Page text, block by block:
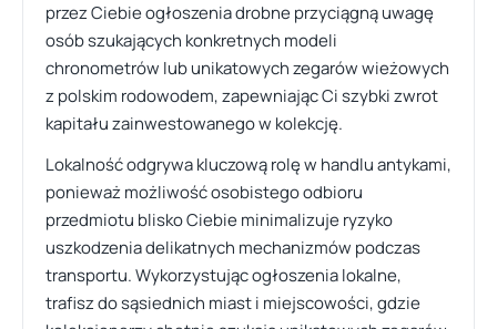
przez Ciebie ogłoszenia drobne przyciągną uwagę
osób szukających konkretnych modeli
chronometrów lub unikatowych zegarów wieżowych
z polskim rodowodem, zapewniając Ci szybki zwrot
kapitału zainwestowanego w kolekcję.
Lokalność odgrywa kluczową rolę w handlu antykami,
ponieważ możliwość osobistego odbioru
przedmiotu blisko Ciebie minimalizuje ryzyko
uszkodzenia delikatnych mechanizmów podczas
transportu. Wykorzystując ogłoszenia lokalne,
trafisz do sąsiednich miast i miejscowości, gdzie